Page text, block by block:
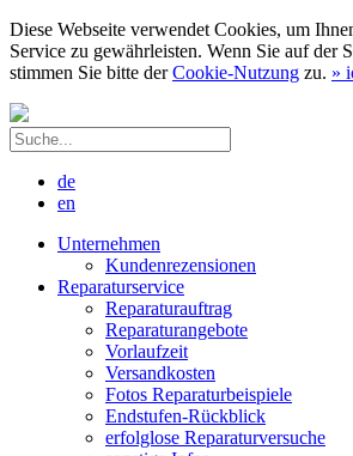
Diese Webseite verwendet Cookies, um
Service zu gewährleisten. Wenn Sie auf der
stimmen Sie bitte derCookie-Nutzung zu. »
de
en
Unternehmen
Kundenrezensionen
Reparaturservice
Reparaturauftrag
Reparaturangebote
Vorlaufzeit
Versandkosten
Fotos Reparaturbeispiele
Endstufen-Rückblick
erfolglose Reparaturversuche